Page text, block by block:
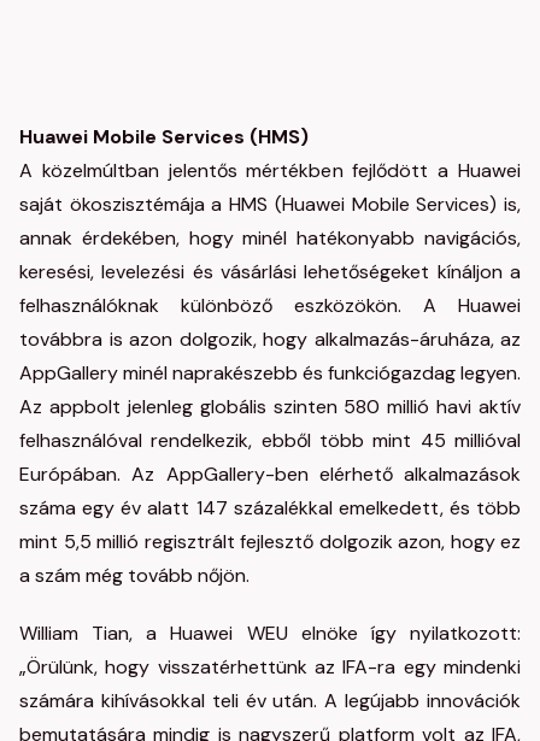
Huawei Mobile Services (HMS)
A közelmúltban jelentős mértékben fejlődött a Huawei
saját ökoszisztémája a HMS (Huawei Mobile Services) is,
annak érdekében, hogy minél hatékonyabb navigációs,
keresési, levelezési és vásárlási lehetőségeket kínáljon a
felhasználóknak különböző eszközökön. A Huawei
továbbra is azon dolgozik, hogy alkalmazás-áruháza, az
AppGallery minél naprakészebb és funkciógazdag legyen.
Az appbolt jelenleg globális szinten 580 millió havi aktív
felhasználóval rendelkezik, ebből több mint 45 millióval
Európában. Az AppGallery-ben elérhető alkalmazások
száma egy év alatt 147 százalékkal emelkedett, és több
mint 5,5 millió regisztrált fejlesztő dolgozik azon, hogy ez
a szám még tovább nőjön.
William Tian, ​​a Huawei WEU elnöke így nyilatkozott:
„Örülünk, hogy visszatérhettünk az IFA-ra egy mindenki
számára kihívásokkal teli év után. A legújabb innovációk
bemutatására mindig is nagyszerű platform volt az IFA,